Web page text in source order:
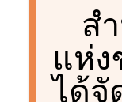
ส
แห่ง
ได้จั